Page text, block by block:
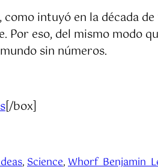
intuyó en la década
Por eso, del mismo modo
sin números.
[/box]
, Science,